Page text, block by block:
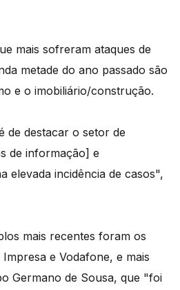
mais sofreram ataques de
metade do ano passado são
e o imobiliário/construção.
de destacar o setor de
de informação] e
elevada incidência de casos",
mais recentes foram os
e Vodafone, e mais
Germano de Sousa, que "foi